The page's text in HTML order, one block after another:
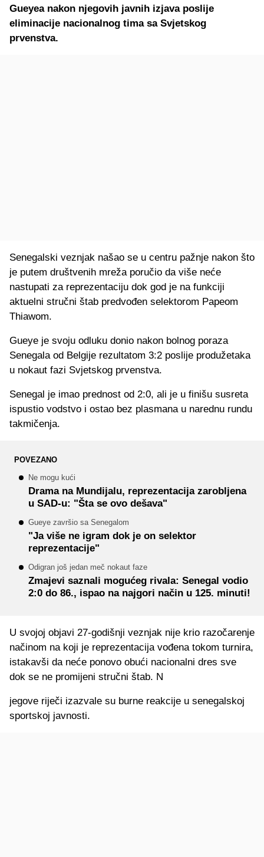
Gueyea nakon njegovih javnih izjava poslije
eliminacije nacionalnog tima sa Svjetskog
prvenstva.
Senegalski veznjak našao se u centru pažnje nakon što
je putem društvenih mreža poručio da više neće
nastupati za reprezentaciju dok god je na funkciji
aktuelni stručni štab predvođen selektorom Papeom
Thiawom.
Gueye je svoju odluku donio nakon bolnog poraza
Senegala od Belgije rezultatom 3:2 poslije produžetaka
u nokaut fazi Svjetskog prvenstva.
Senegal je imao prednost od 2:0, ali je u finišu susreta
ispustio vodstvo i ostao bez plasmana u narednu rundu
takmičenja.
POVEZANO
Ne mogu kući
Drama na Mundijalu, reprezentacija zarobljena
u SAD-u: "Šta se ovo dešava"
Gueye završio sa Senegalom
"Ja više ne igram dok je on selektor
reprezentacije"
Odigran još jedan meč nokaut faze
Zmajevi saznali mogućeg rivala: Senegal vodio
2:0 do 86., ispao na najgori način u 125. minuti!
U svojoj objavi 27-godišnji veznjak nije krio razočarenje
načinom na koji je reprezentacija vođena tokom turnira,
istakavši da neće ponovo obući nacionalni dres sve
dok se ne promijeni stručni štab. N
jegove riječi izazvale su burne reakcije u senegalskoj
sportskoj javnosti.